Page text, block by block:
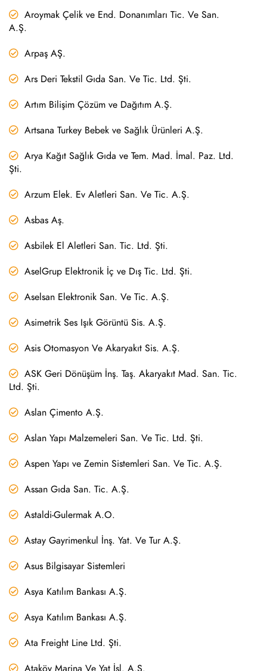
Aroymak Çelik ve End. Donanımları Tic. Ve San.
A.Ş.
Arpaş AŞ.
Ars Deri Tekstil Gıda San. Ve Tic. Ltd. Şti.
Artım Bilişim Çözüm ve Dağıtım A.Ş.
Artsana Turkey Bebek ve Sağlık Ürünleri A.Ş.
Arya Kağıt Sağlık Gıda ve Tem. Mad. İmal. Paz. Ltd.
Şti.
Arzum Elek. Ev Aletleri San. Ve Tic. A.Ş.
Asbas Aş.
Asbilek El Aletleri San. Tic. Ltd. Şti.
AselGrup Elektronik İç ve Dış Tic. Ltd. Şti.
Aselsan Elektronik San. Ve Tic. A.Ş.
Asimetrik Ses Işık Görüntü Sis. A.Ş.
Asis Otomasyon Ve Akaryakıt Sis. A.Ş.
ASK Geri Dönüşüm İnş. Taş. Akaryakıt Mad. San. Tic.
Ltd. Şti.
Aslan Çimento A.Ş.
Aslan Yapı Malzemeleri San. Ve Tic. Ltd. Şti.
Aspen Yapı ve Zemin Sistemleri San. Ve Tic. A.Ş.
Assan Gıda San. Tic. A.Ş.
Astaldi-Gulermak A.O.
Astay Gayrimenkul İnş. Yat. Ve Tur A.Ş.
Asus Bilgisayar Sistemleri
Asya Katılım Bankası A.Ş.
Asya Katılım Bankası A.Ş.
Ata Freight Line Ltd. Şti.